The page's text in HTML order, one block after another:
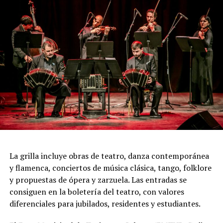
Incluye más de diez cambios de vestuario, un cuidado
diseño lumínico y escenas donde las diagonales, las
acrobacias, los firuletes y las coreografías
perfectamente sincronizadas convierten cada cuadro en
una demostración de virtuosismo, sensibilidad y trabajo
colectivo.
"Queremos que quienes todavía no conocen Tango
Furia descubran por qué el tango puede emocionar a
todas las generaciones. Y que quienes ya vivieron una de
nuestras funciones tengan ganas de volver, porque cada
función hay meses de ensayo y un enorme trabajo en
equipo para emocionar y sorprender al
público", expresa Emmanuel Marín.
La grilla incluye obras de teatro, danza contemporánea
y flamenca, conciertos de música clásica, tango, folklore
y propuestas de ópera y zarzuela. Las entradas se
consiguen en la boletería del teatro, con valores
diferenciales para jubilados, residentes y estudiantes.